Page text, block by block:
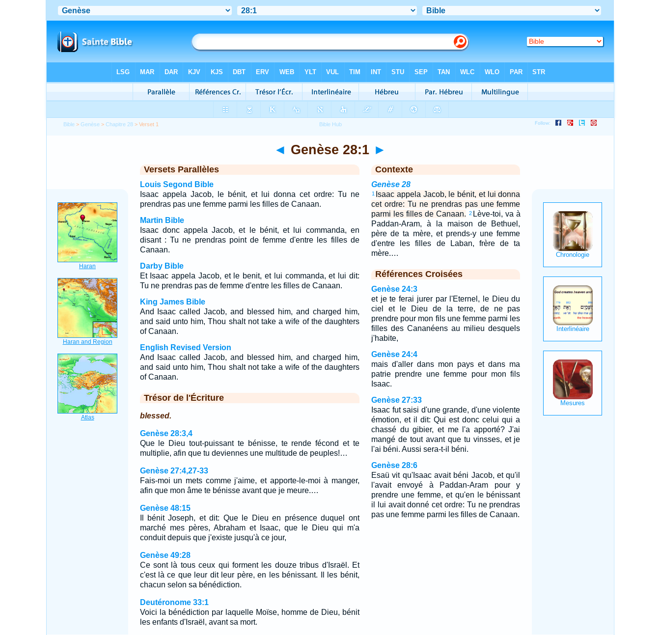
Bible >Genèse >Chapitre 28 > Verset 1
◄ Genèse 28:1 ►
Versets Parallèles
Louis Segond Bible
Isaac appela Jacob, le bénit, et lui donna cet ordre: Tu ne
prendras pas une femme parmi les filles de Canaan.
Martin Bible
Isaac donc appela Jacob, et le bénit, et lui commanda, en
disant : Tu ne prendras point de femme d'entre les filles de
Canaan.
Darby Bible
Et Isaac appela Jacob, et le benit, et lui commanda, et lui dit:
Tu ne prendras pas de femme d'entre les filles de Canaan.
King James Bible
And Isaac called Jacob, and blessed him, and charged him,
and said unto him, Thou shalt not take a wife of the daughters
of Canaan.
English Revised Version
And Isaac called Jacob, and blessed him, and charged him,
and said unto him, Thou shalt not take a wife of the daughters
of Canaan.
Trésor de l'Écriture
blessed.
Genèse 28:3,4
Que le Dieu tout-puissant te bénisse, te rende fécond et te
multiplie, afin que tu deviennes une multitude de peuples!…
Genèse 27:4,27-33
Fais-moi un mets comme j'aime, et apporte-le-moi à manger,
afin que mon âme te bénisse avant que je meure.…
Genèse 48:15
Il bénit Joseph, et dit: Que le Dieu en présence duquel ont
marché mes pères, Abraham et Isaac, que le Dieu qui m'a
conduit depuis que j'existe jusqu'à ce jour,
Genèse 49:28
Ce sont là tous ceux qui forment les douze tribus d'Israël. Et
c'est là ce que leur dit leur père, en les bénissant. Il les bénit,
chacun selon sa bénédiction.
Deutéronome 33:1
Voici la bénédiction par laquelle Moïse, homme de Dieu, bénit
les enfants d'Israël, avant sa mort.
Contexte
Genèse 28
1
Isaac appela Jacob, le bénit, et lui donna
cet ordre: Tu ne prendras pas une femme
parmi les filles de Canaan. 2 Lève-toi, va à
Paddan-Aram, à la maison de Bethuel,
père de ta mère, et prends-y une femme
d'entre les filles de Laban, frère de ta
mère.…
Références Croisées
Genèse 24:3
et je te ferai jurer par l'Eternel, le Dieu du
ciel et le Dieu de la terre, de ne pas
prendre pour mon fils une femme parmi les
filles des Cananéens au milieu desquels
j'habite,
Genèse 24:4
mais d'aller dans mon pays et dans ma
patrie prendre une femme pour mon fils
Isaac.
Genèse 27:33
Isaac fut saisi d'une grande, d'une violente
émotion, et il dit: Qui est donc celui qui a
chassé du gibier, et me l'a apporté? J'ai
mangé de tout avant que tu vinsses, et je
l'ai béni. Aussi sera-t-il béni.
Genèse 28:6
Esaü vit qu'Isaac avait béni Jacob, et qu'il
l'avait envoyé à Paddan-Aram pour y
prendre une femme, et qu'en le bénissant
il lui avait donné cet ordre: Tu ne prendras
pas une femme parmi les filles de Canaan.